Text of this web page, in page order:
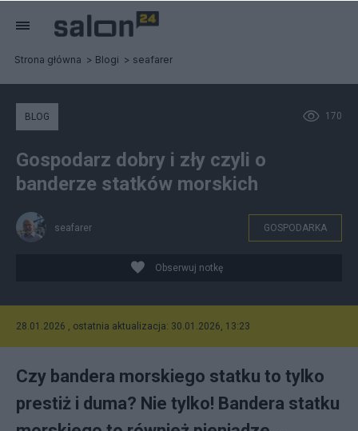
Strona główna Blogi seafarer
170
BLOG
Gospodarz dobry i zły czyli o
banderze statków morskich
seafarer GOSPODARKA
Obserwuj notkę
28.01.2026 , ostatnia aktualizacja: 30.01.2026, 13:23
Czy bandera morskiego statku to tylko
prestiż i duma? Nie tylko! Bandera statku